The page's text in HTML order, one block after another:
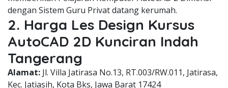
dengan Sistem Guru Privat datang kerumah.
2. Harga Les Design Kursus
AutoCAD 2D Kunciran Indah
Tangerang
Alamat: Jl. Villa Jatirasa No.13, RT.003/RW.011, Jatirasa,
Kec. Jatiasih, Kota Bks, Jawa Barat 17424